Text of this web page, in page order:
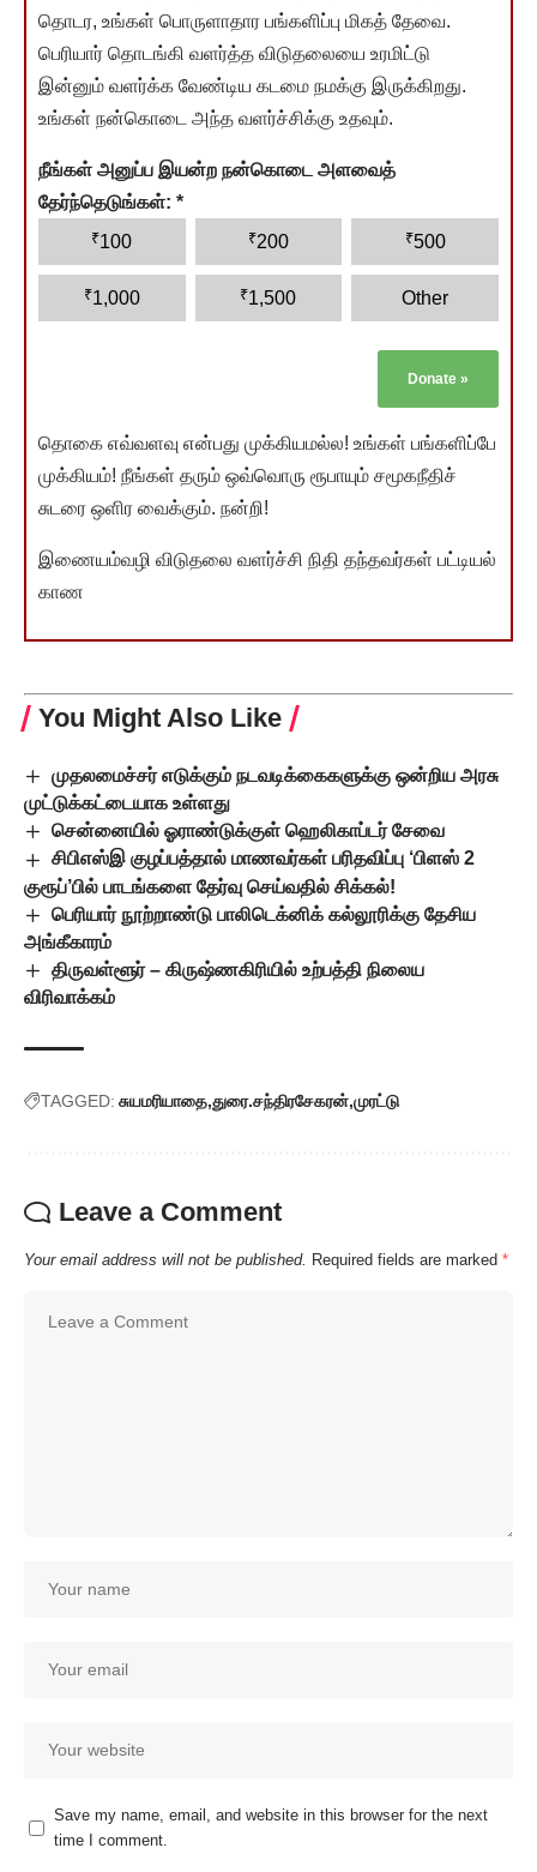
தொடர, உங்கள் பொருளாதார பங்களிப்பு மிகத் தேவை.
பெரியார் தொடங்கி வளர்த்த விடுதலையை உரமிட்டு
இன்னும் வளர்க்க வேண்டிய கடமை நமக்கு இருக்கிறது.
உங்கள் நன்கொடை அந்த வளர்ச்சிக்கு உதவும்.
நீங்கள் அனுப்ப இயன்ற நன்கொடை அளவைத்
தேர்ந்தெடுங்கள்: *
₹100 ₹200 ₹500
₹1,000 ₹1,500 Other
Donate »
தொகை எவ்வளவு என்பது முக்கியமல்ல! உங்கள் பங்களிப்பே
முக்கியம்! நீங்கள் தரும் ஒவ்வொரு ரூபாயும் சமூகநீதிச்
சுடரை ஒளிர வைக்கும். நன்றி!
இணையம்வழி விடுதலை வளர்ச்சி நிதி தந்தவர்கள் பட்டியல்
காண
You Might Also Like
முதலமைச்சர் எடுக்கும் நடவடிக்கைகளுக்கு ஒன்றிய அரசு
முட்டுக்கட்டையாக உள்ளது
சென்னையில் ஓராண்டுக்குள் ஹெலிகாப்டர் சேவை
சிபிஎஸ்இ குழப்பத்தால் மாணவர்கள் பரிதவிப்பு ‘பிளஸ் 2
குரூப்’பில் பாடங்களை தேர்வு செய்வதில் சிக்கல்!
பெரியார் நூற்றாண்டு பாலிடெக்னிக் கல்லூரிக்கு தேசிய
அங்கீகாரம்
திருவள்ளூர் – கிருஷ்ணகிரியில் உற்பத்தி நிலைய
விரிவாக்கம்
TAGGED: சுயமரியாதை துரை.சந்திரசேகரன் முரட்டு
Leave a Comment
Your email address will not be published. Required fields are marked *
Save my name, email, and website in this browser for the next
time I comment.